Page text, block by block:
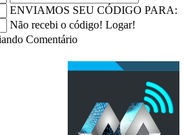
ENVIAMOS SEU CÓDIGO PARA:
Não recebi o código! Logar!